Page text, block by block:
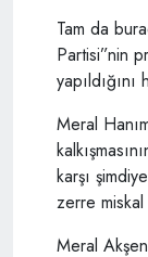
Tam da
Partisi”nin
yapıldığını
Meral
karşı
zerre
Meral